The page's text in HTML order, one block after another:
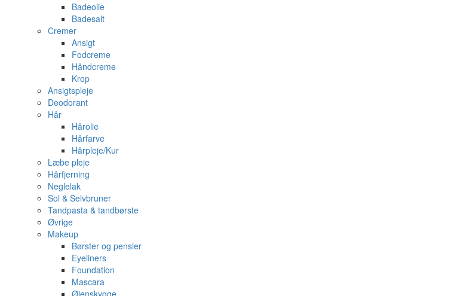
Badeolie
Badesalt
Cremer
Ansigt
Fodcreme
Håndcreme
Krop
Ansigtspleje
Deodorant
Hår
Hårolie
Hårfarve
Hårpleje/Kur
Læbe pleje
Hårfjerning
Neglelak
Sol & Selvbruner
Tandpasta & tandbørste
Øvrige
Makeup
Børster og pensler
Eyeliners
Foundation
Mascara
Øjenskygge